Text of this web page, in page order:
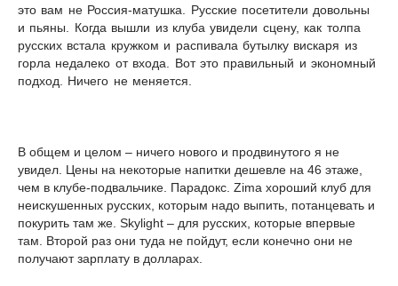
это вам не Россия-матушка. Русские посетители довольны
и пьяны. Когда вышли из клуба увидели сцену, как толпа
русских встала кружком и распивала бутылку вискаря из
горла недалеко от входа. Вот это правильный и экономный
подход. Ничего не меняется.
В общем и целом – ничего нового и продвинутого я не
увидел. Цены на некоторые напитки дешевле на 46 этаже,
чем в клубе-подвальчике. Парадокс. Zima хороший клуб для
неискушенных русских, которым надо выпить, потанцевать и
покурить там же. Skylight – для русских, которые впервые
там. Второй раз они туда не пойдут, если конечно они не
получают зарплату в долларах.